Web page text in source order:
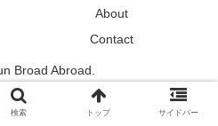
About
Contact
Broad Abroad.
検索 トップ サイドバー